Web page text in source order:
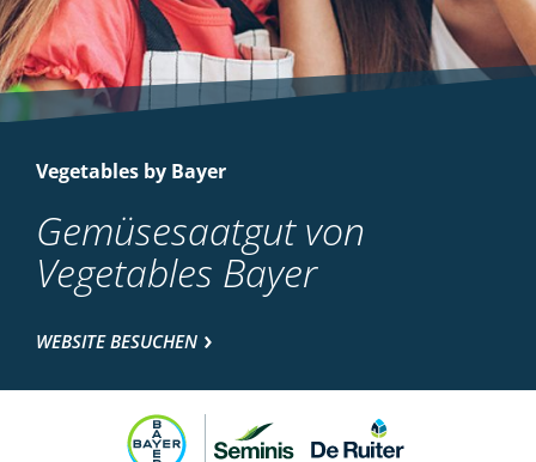
Vegetables by Bayer
Gemüsesaatgut von
Vegetables Bayer
WEBSITE BESUCHEN